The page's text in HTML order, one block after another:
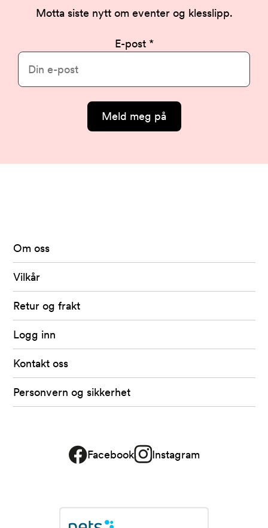
Motta siste nytt om eventer og klesslipp.
E-post
Meld meg på
av
Fretex
Om oss
Vilkår
Retur og frakt
Logg inn
Kontakt oss
Personvern og sikkerhet
Facebook Instagram